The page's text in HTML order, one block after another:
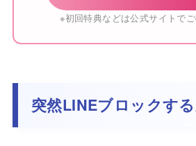
※初回特典などは公式サイトで
突然LINEブロックす